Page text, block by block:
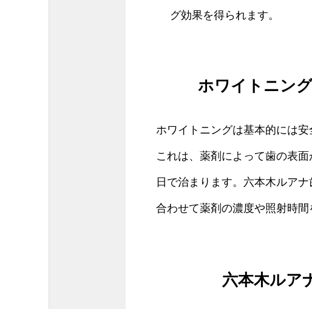
グ効果を得られます。
ホワイトニン
ホワイトニングは基本的には
これは、薬剤によって歯の表
日で治まります。六本木ルア
合わせて薬剤の濃度や照射時
六本木ルア